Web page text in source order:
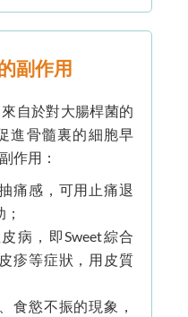
副作用
自於對大腸桿菌的
進骨髓裏的細胞早
作用：
痛感，可用止痛退
病，即Sweet綜合
疹等症狀，用皮質
食慾不振的現象，